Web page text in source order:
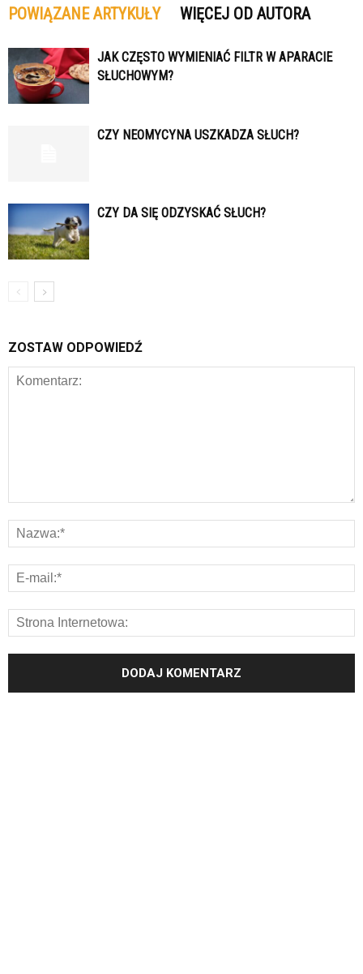
POWIĄZANE ARTYKUŁY WIĘCEJ OD AUTORA
JAK CZĘSTO WYMIENIAĆ FILTR W APARACIE
SŁUCHOWYM?
CZY NEOMYCYNA USZKADZA SŁUCH?
CZY DA SIĘ ODZYSKAĆ SŁUCH?
ZOSTAW ODPOWIEDŹ